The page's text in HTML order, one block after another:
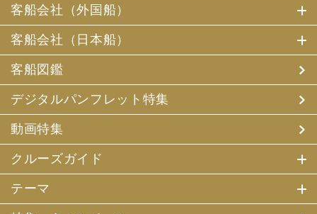
配及びそれらのサービスの受領のための手続、また旅行代
きます。
その他、当社は、
(1) 当社及び当社の提携する企業の商品やサービス、キャ
ンペーンのご案内
(2) 旅行参加後のご意見やご感想の提供のお願い
(3) アンケートのお願い
(4) 特典サービスの提供
(5) 統計資料の作成
にお客様の個人情報を利用させていただくことがありま
す。
個人情報について、本人確認、本人との連絡その他、採
客船会社（外国船）
客船会社（日本船）
客船図鑑
デジタルパンフレット特集
動画特集
クルーズガイド
テーマ